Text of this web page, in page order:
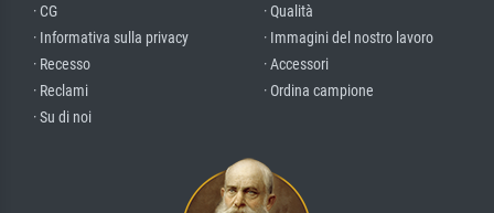
· CG
· Informativa sulla privacy
· Recesso
· Reclami
· Su di noi
· Qualità
· Immagini del nostro lavoro
· Accessori
· Ordina campione